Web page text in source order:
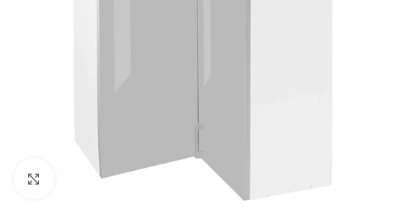
Zobacz duże zdjęcie